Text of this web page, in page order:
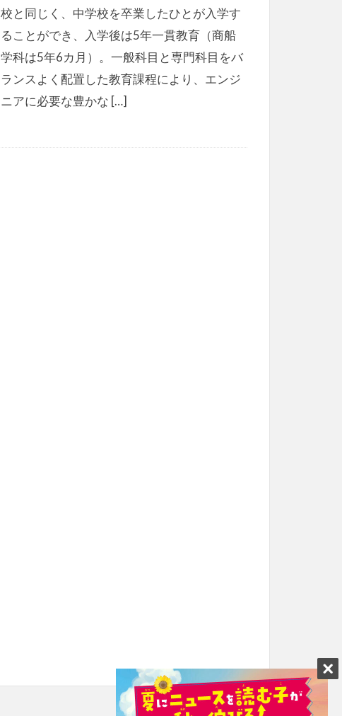
校と同じく、中学校を卒業したひとが入学す
ることができ、入学後は5年一貫教育（商船
学科は5年6カ月）。一般科目と専門科目をバ
ランスよく配置した教育課程により、エンジ
ニアに必要な豊かな […]